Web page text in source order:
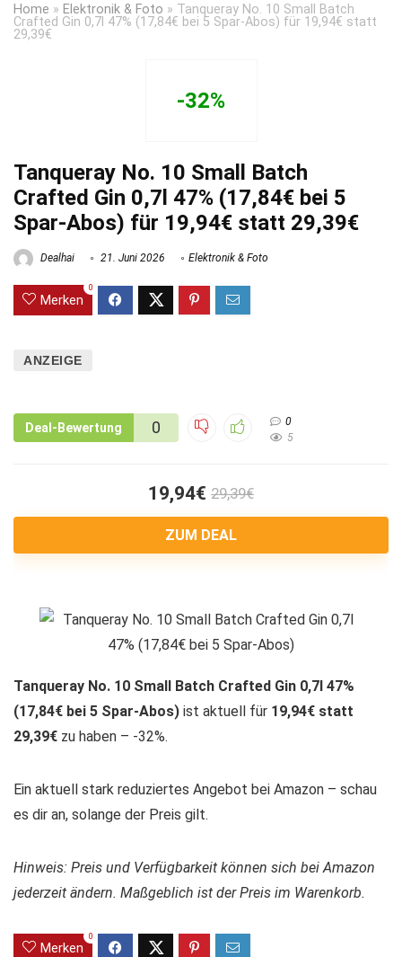
Home » Elektronik & Foto » Tanqueray No. 10 Small Batch
Crafted Gin 0,7l 47% (17,84€ bei 5 Spar-Abos) für 19,94€ statt
29,39€
-32%
Tanqueray No. 10 Small Batch
Crafted Gin 0,7l 47% (17,84€ bei 5
Spar-Abos) für 19,94€ statt 29,39€
Dealhai 21. Juni 2026 Elektronik & Foto
Merken
0
ANZEIGE
Deal-Bewertung 0
0
5
19,94€ 29,39€
ZUM DEAL
Tanqueray No. 10 Small Batch Crafted Gin 0,7l 47%
(17,84€ bei 5 Spar-Abos) ist aktuell für 19,94€ statt
29,39€ zu haben – -32%.
Ein aktuell stark reduziertes Angebot bei Amazon – schau
es dir an, solange der Preis gilt.
Hinweis: Preis und Verfügbarkeit können sich bei Amazon
jederzeit ändern. Maßgeblich ist der Preis im Warenkorb.
Merken
0